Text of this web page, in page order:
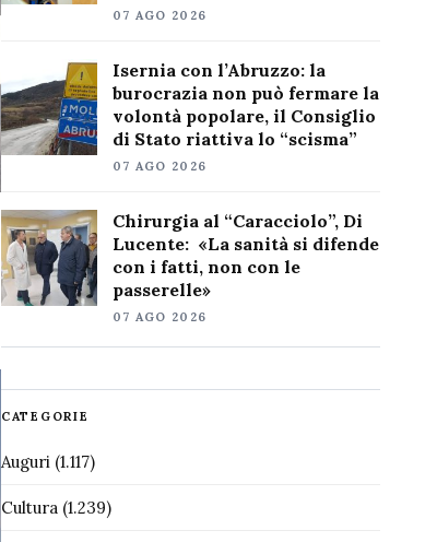
07 AGO 2026
Isernia con l’Abruzzo: la
burocrazia non può fermare la
volontà popolare, il Consiglio
di Stato riattiva lo “scisma”
07 AGO 2026
Chirurgia al “Caracciolo”, Di
Lucente: «La sanità si difende
con i fatti, non con le
passerelle»
07 AGO 2026
CATEGORIE
Auguri(1.117)
Cultura(1.239)